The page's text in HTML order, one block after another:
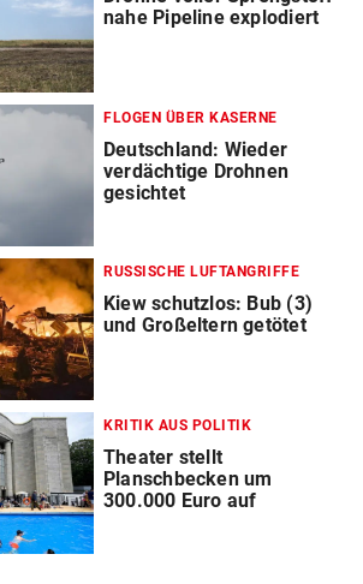
nahe Pipeline explodiert
FLOGEN ÜBER KASERNE
Deutschland: Wieder
verdächtige Drohnen
gesichtet
RUSSISCHE LUFTANGRIFFE
Kiew schutzlos: Bub (3)
und Großeltern getötet
KRITIK AUS POLITIK
Theater stellt
Planschbecken um
300.000 Euro auf